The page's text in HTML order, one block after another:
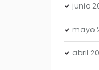
junio
mayo
abril